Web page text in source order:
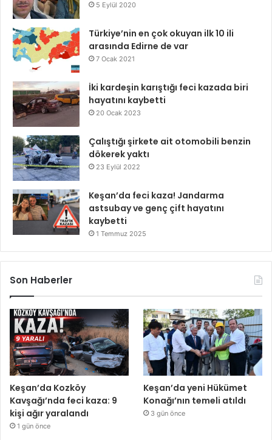
5 Eylül 2020
Türkiye’nin en çok okuyan ilk 10 ili
arasında Edirne de var
7 Ocak 2021
İki kardeşin karıştığı feci kazada biri
hayatını kaybetti
20 Ocak 2023
Çalıştığı şirkete ait otomobili benzin
dökerek yaktı
23 Eylül 2022
Keşan’da feci kaza! Jandarma
astsubay ve genç çift hayatını
kaybetti
1 Temmuz 2025
Son Haberler
Keşan’da Kozköy
Kavşağı’nda feci kaza: 9
kişi ağır yaralandı
1 gün önce
Keşan’da yeni Hükümet
Konağı’nın temeli atıldı
3 gün önce